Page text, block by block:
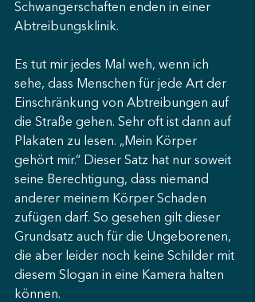
Schwangerschaften enden in einer
Abtreibungsklinik.
Es tut mir jedes Mal weh, wenn ich
sehe, dass Menschen für jede Art der
Einschränkung von Abtreibungen auf
die Straße gehen. Sehr oft ist dann auf
Plakaten zu lesen. „Mein Körper
gehört mir.“ Dieser Satz hat nur soweit
seine Berechtigung, dass niemand
anderer meinem Körper Schaden
zufügen darf. So gesehen gilt dieser
Grundsatz auch für die Ungeborenen,
die aber leider noch keine Schilder mit
diesem Slogan in eine Kamera halten
können.